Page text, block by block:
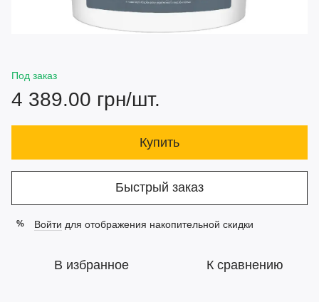
Под заказ
4 389.00 грн/шт.
Купить
Быстрый заказ
% Войти для отображения накопительной скидки
В избранное К сравнению